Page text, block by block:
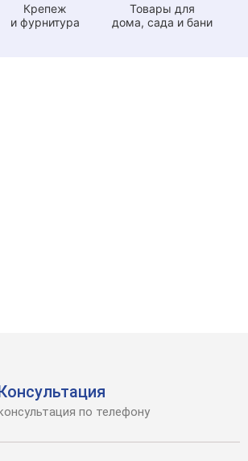
Крепеж
и фурнитура
Товары для
дома, сада и бани
по телефону